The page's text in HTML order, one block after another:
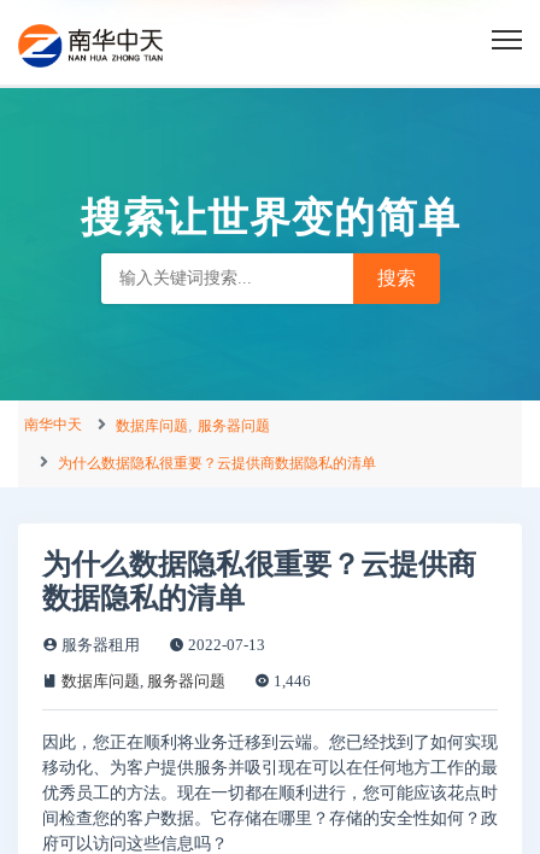
搜索让世界变的简单
南华中天 数据库问题, 服务器问题
为什么数据隐私很重要？云提供商数据隐私的清单
为什么数据隐私很重要？云提供商
数据隐私的清单
服务器租用
2022-07-13
数据库问题, 服务器问题 1,446
因此，您正在顺利将业务迁移到云端。您已经找到了如何实现
移动化、为客户提供服务并吸引现在可以在任何地方工作的最
优秀员工的方法。现在一切都在顺利进行，您可能应该花点时
间检查您的客户数据。它存储在哪里？存储的安全性如何？政
府可以访问这些信息吗？